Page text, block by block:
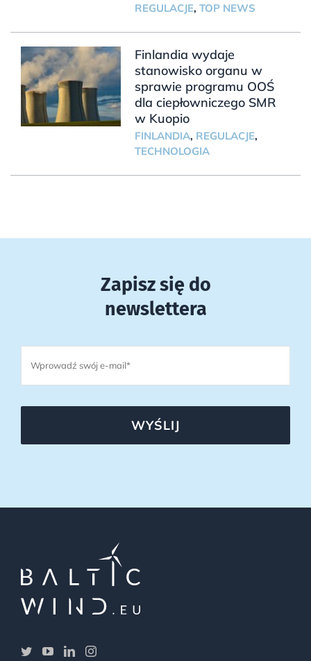
REGULACJE, TOP NEWS
Finlandia wydaje
stanowisko organu w
sprawie programu OOŚ
dla ciepłowniczego SMR
w Kuopio
FINLANDIA, REGULACJE,
TECHNOLOGIA
Zapisz się do
newslettera
WYŚLIJ